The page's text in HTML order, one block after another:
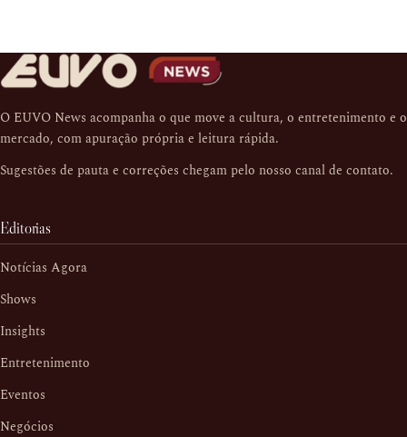
O EUVO News acompanha o que move a cultura, o entretenimento e o
mercado, com apuração própria e leitura rápida.
Sugestões de pauta e correções chegam pelo nosso canal de contato.
Editorias
Notícias Agora
Shows
Insights
Entretenimento
Eventos
Negócios